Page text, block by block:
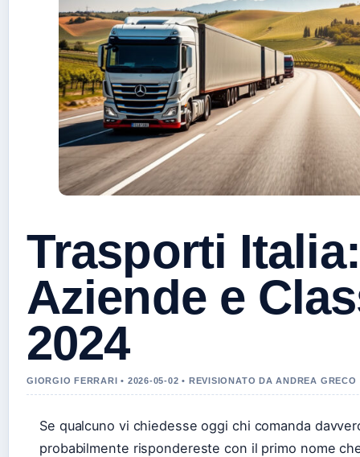
Trasporti
Aziende e
2024
GIORGIO FERRARI • 2026-05-02 • REVISIONATO DA ANDREA GRECO
Se qualcuno vi chiedesse oggi chi comanda
probabilmente rispondereste con il primo nome